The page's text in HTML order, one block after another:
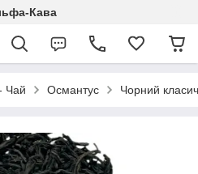
Кава
Чай Османтус Чорний